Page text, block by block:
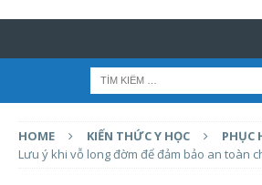
HOME KIẾN THỨC Y HỌC
PHỤC
Lưu ý khi vỗ long đờm để đảm bảo an toàn